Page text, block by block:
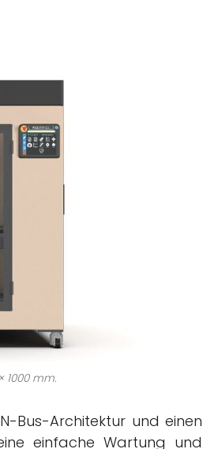
1000 mm.
Bus-Architektur und einen
einfache Wartung und